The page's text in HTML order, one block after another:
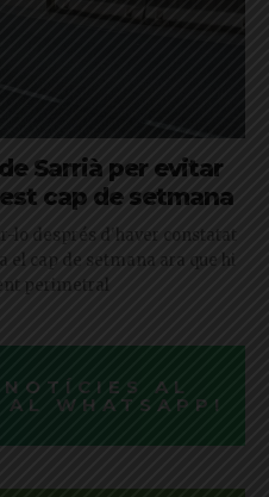
Sarrià per evitar
cap de setmana
lo després d'haver constatat
el cap de setmana ara que hi
perimetral
AL
AL WHATSAPP!